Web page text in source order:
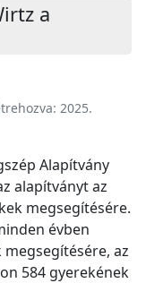
a
2025.
Alapítvány
alapítványt az
megsegítésére.
évben
az
584 gyerekének